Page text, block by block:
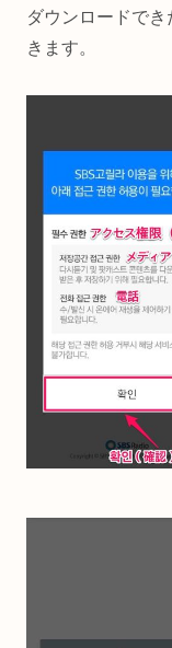
ダウンロードで
きます。